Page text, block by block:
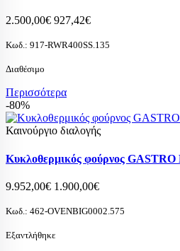
2.500,00€ 927,42€
Κωδ.: 917-RWR400SS.135
Διαθέσιμο
Περισσότερα
-80%
Καινούργιο διαλογής
Κυκλοθερμικός φούρνος
9.952,00€ 1.900,00€
Κωδ.: 462-OVENBIG0002.575
Εξαντλήθηκε